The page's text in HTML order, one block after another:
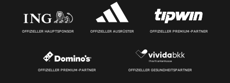
OFFIZIELLER HAUPTSPONSOR OFFIZIELLER AUSRÜSTER OFFIZIELLER PREMIUM-PARTNER
OFFIZIELLER PREMIUM-PARTNER OFFIZIELLER GESUNDHEITSPARTNER